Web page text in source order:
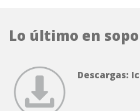
Lo último en
Descargas: